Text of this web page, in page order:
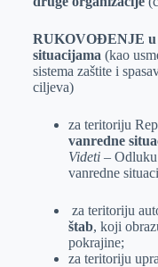
RUKOVOĐENJE u
situacijama (kao
sistema zaštite i
ciljeva)
za teritoriju
vanredne
Videti –
vanredne
za teritoriju
štab, koji
pokrajine;
za teritoriju